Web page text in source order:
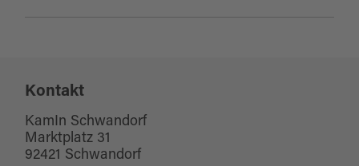
mediterran
Sitzplätze Außenbereich:
Kontakt
KamIn Schwandorf
Marktplatz 31
92421 Schwandorf